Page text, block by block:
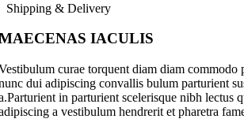
Shipping & Delivery
IACULIS
curae torquent diam diam commodo
dui adipiscing convallis bulum parturient
in parturient scelerisque nibh lectus
a vestibulum hendrerit et pharetra